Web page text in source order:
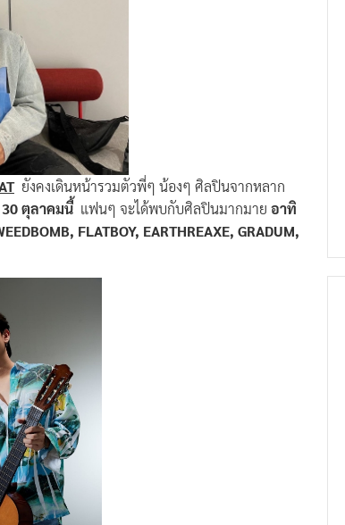
ยังคงเดินหน้ารวมตัวพี่ๆ น้องๆ ศิลปินจากหลาก
ตุลาคมนี้ แฟนๆ จะได้พบกับศิลปินมากมาย อาทิ
FLATBOY, EARTHREAXE, GRADUM,